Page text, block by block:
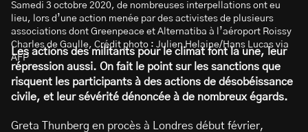
Samedi 3 octobre 2020, de nombreuses interpellations ont eu
lieu, lors d’une action menée par des activistes de plusieurs
associations dont Greenpeace et Alternatiba à l’aéroport Roissy
Charles de Gaulle, Crédit photo : Julien Helaine/Hans Lucas via
AFP
Les actions des militants pour le climat font la une, leur
répression aussi. On fait le point sur les sanctions que
risquent les participants à des actions de désobéissance
civile, et leur sévérité dénoncée à de nombreux égards.
Greta Thunberg en procès à Londres début février,
S’abonner à la newsletter